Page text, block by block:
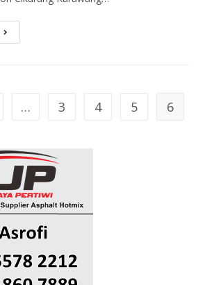
… 3 4 5 6